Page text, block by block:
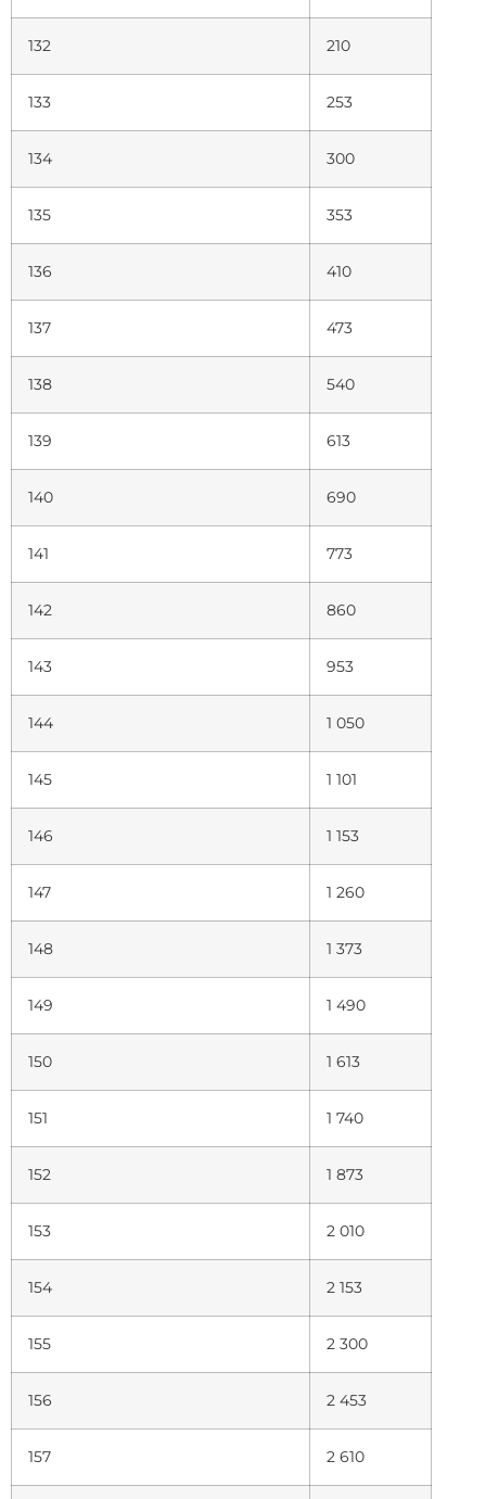
132 210
133 253
134 300
135 353
136 410
137 473
138 540
139 613
140 690
141 773
142 860
143 953
144 1 050
145 1 101
146 1 153
147 1 260
148 1 373
149 1 490
150 1 613
151 1 740
152 1 873
153 2 010
154 2 153
155 2 300
156 2 453
157 2 610